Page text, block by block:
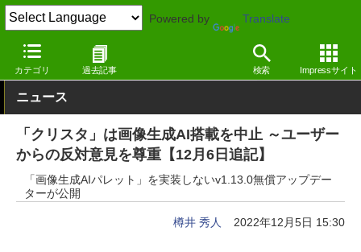
Powered by Translate
カテゴリ 過去記事 検索 Impressサイト
窓の杜 画像・映像・音楽
ニュース
「クリスタ」は画像生成AI搭載を中止 ～ユーザー
からの反対意見を尊重【12月6日追記】
「画像生成AIパレット」を実装しないv1.13.0無償アップデー
ターが公開
樽井 秀人 2022年12月5日 15:30